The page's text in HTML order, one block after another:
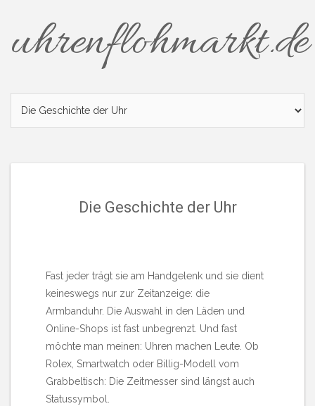
uhrenflohmarkt.de
Die Geschichte der Uhr
Fast jeder trägt sie am Handgelenk und sie dient
keineswegs nur zur Zeitanzeige: die
Armbanduhr. Die Auswahl in den Läden und
Online-Shops ist fast unbegrenzt. Und fast
möchte man meinen: Uhren machen Leute. Ob
Rolex , Smartwatch oder Billig-Modell vom
Grabbeltisch: Die Zeitmesser sind längst auch
Statussymbol.